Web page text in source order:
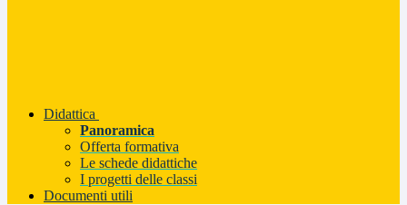
Didattica
Panoramica
Offerta formativa
Le schede didattiche
I progetti delle classi
Documenti utili